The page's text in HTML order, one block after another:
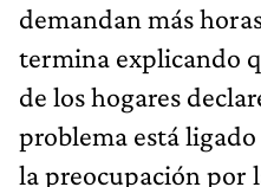
demandan más
termina explicando
de los hogares
problema está
la preocupación por